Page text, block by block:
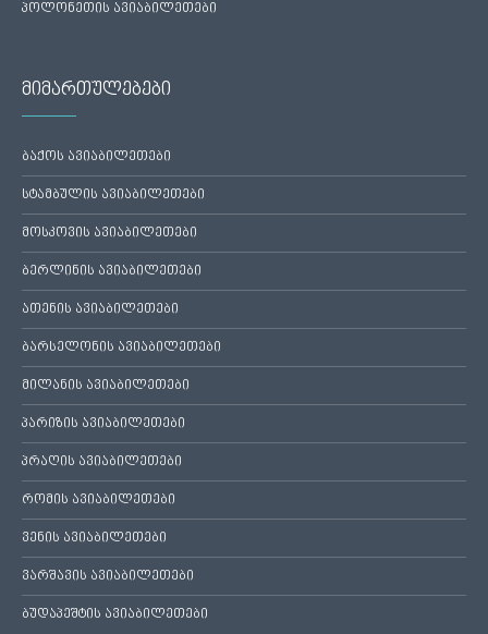
პოლონეთის ავიაბილეთები
მიმართულებები
ბაქოს ავიაბილეთები
სტამბულის ავიაბილეთები
მოსკოვის ავიაბილეთები
ბერლინის ავიაბილეთები
ათენის ავიაბილეთები
ბარსელონის ავიაბილეთები
მილანის ავიაბილეთები
პარიზის ავიაბილეთები
პრაღის ავიაბილეთები
რომის ავიაბილეთები
ვენის ავიაბილეთები
ვარშავის ავიაბილეთები
ბუდაპეშტის ავიაბილეთები